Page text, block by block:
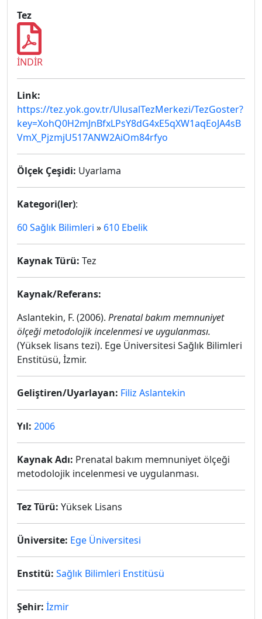
Tez
İNDİR
Link:
https://tez.yok.gov.tr/UlusalTezMerkezi/TezGoster?
key=XohQ0H2mJnBfxLPsY8dG4xE5qXW1aqEoJA4sB
VmX_PjzmjU517ANW2AiOm84rfyo
Ölçek Çeşidi: Uyarlama
Kategori(ler):
60 Sağlık Bilimleri » 610 Ebelik
Kaynak Türü: Tez
Kaynak/Referans:
Aslantekin, F. (2006). Prenatal bakım memnuniyet
ölçeği metodolojik incelenmesi ve uygulanması.
(Yüksek lisans tezi). Ege Üniversitesi Sağlık Bilimleri
Enstitüsü, İzmir.
Geliştiren/Uyarlayan: Filiz Aslantekin
Yıl: 2006
Kaynak Adı: Prenatal bakım memnuniyet ölçeği
metodolojik incelenmesi ve uygulanması.
Tez Türü: Yüksek Lisans
Üniversite: Ege Üniversitesi
Enstitü: Sağlık Bilimleri Enstitüsü
Şehir: İzmir